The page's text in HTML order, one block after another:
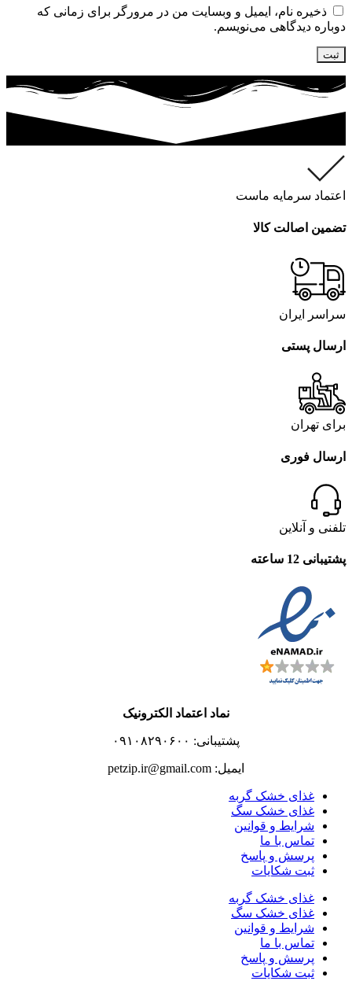
ذخیره نام، ایمیل و وبسایت من در مرورگر برای زمانی که
دوباره دیدگاهی می‌نویسم.
اعتماد سرمایه ماست
تضمین اصالت کالا
سراسر ایران
ارسال پستی
برای تهران
ارسال فوری
تلفنی و آنلاین
پشتیبانی 12 ساعته
نماد اعتماد الکترونیک
پشتیبانی: ۰۹۱۰۸۲۹۰۶۰۰
ایمیل: petzip.ir@gmail.com
غذای خشک گربه
غذای خشک سگ
شرایط و قوانین
تماس با ما
پرسش و پاسخ
ثبت شکایات
غذای خشک گربه
غذای خشک سگ
شرایط و قوانین
تماس با ما
پرسش و پاسخ
ثبت شکایات